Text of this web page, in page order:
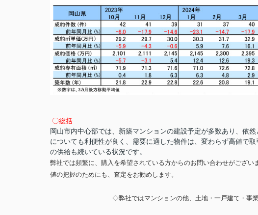
〇総括
岡山市内中心部では、新築マンションの建設予定が多数あり、依
についても利便性が良く、需要に適した物件は、変わらず高値で
の供給も続いている状況です。
弊社では頻繁に、購入を希望されている方からのお問い合わせがござ
値の把握のためにも、査定をお勧めします。
◇弊社ではマンションの他、土地・一戸建て・事